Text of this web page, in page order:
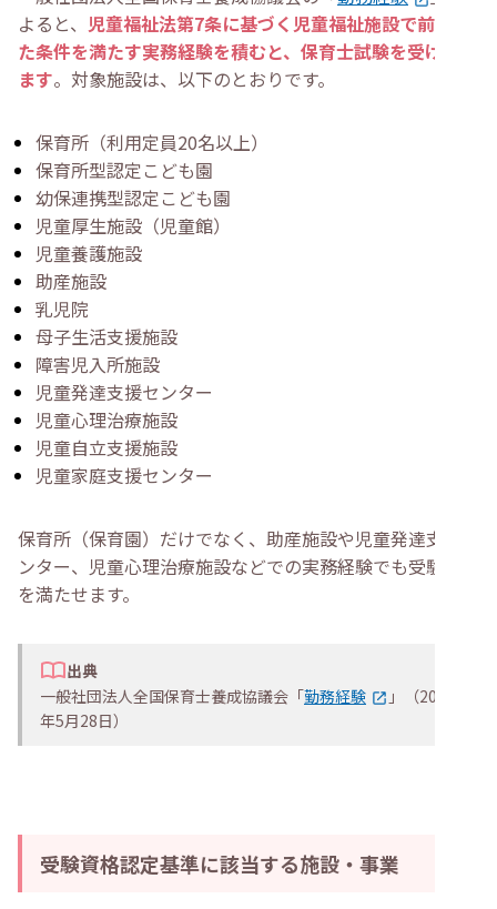
よると、 児童福祉法第7条に基づく児童福祉施設で前述し
た条件を満たす実務経験を積むと、保育士試験を受けられ
ます。対象施設は、以下のとおりです。
保育所（利用定員20名以上）
保育所型認定こども園
幼保連携型認定こども園
児童厚生施設（児童館）
児童養護施設
助産施設
乳児院
母子生活支援施設
障害児入所施設
児童発達支援センター
児童心理治療施設
児童自立支援施設
児童家庭支援センター
保育所（保育園）だけでなく、助産施設や児童発達支援セ
ンター、児童心理治療施設などでの実務経験でも受験資格
を満たせます。
出典
一般社団法人全国保育士養成協議会「勤務経験
」（2025
年5月28日）
受験資格認定基準に該当する施設・事業